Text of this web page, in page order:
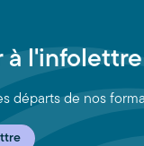
à l'infolettre
départs de nos